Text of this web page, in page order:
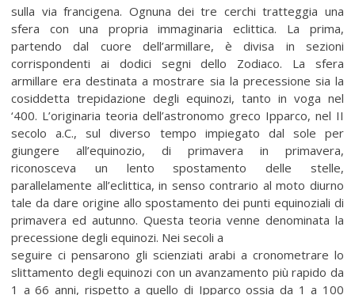
sulla via francigena. Ognuna dei tre cerchi tratteggia una
sfera con una propria immaginaria eclittica. La prima,
partendo dal cuore dell’armillare, è divisa in sezioni
corrispondenti ai dodici segni dello Zodiaco. La sfera
armillare era destinata a mostrare sia la precessione sia la
cosiddetta trepidazione degli equinozi, tanto in voga nel
‘400. L’originaria teoria dell’astronomo greco Ipparco, nel II
secolo a.C., sul diverso tempo impiegato dal sole per
giungere all’equinozio, di primavera in primavera,
riconosceva un lento spostamento delle stelle,
parallelamente all’eclittica, in senso contrario al moto diurno
tale da dare origine allo spostamento dei punti equinoziali di
primavera ed autunno. Questa teoria venne denominata la
precessione degli equinozi. Nei secoli a
seguire ci pensarono gli scienziati arabi a cronometrare lo
slittamento degli equinozi con un avanzamento più rapido da
1 a 66 anni, rispetto a quello di Ipparco ossia da 1 a 100